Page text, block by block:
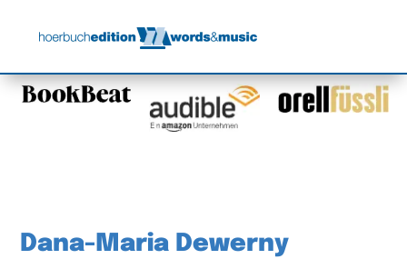
Dana-Maria Dewerny